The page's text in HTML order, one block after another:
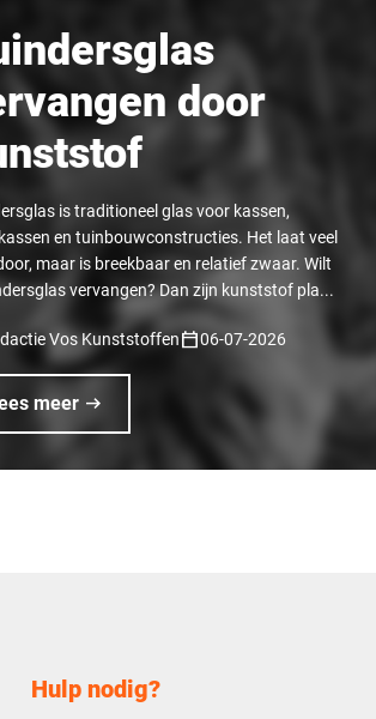
door
is traditioneel glas voor kassen,
en tuinbouwconstructies. Het laat veel
maar is breekbaar en relatief zwaar. Wilt
vervangen? Dan zijn kunststof pla...
Vos Kunststoffencalendar_today06-07-2026
meer arrow_right_alt
Hulp nodig?